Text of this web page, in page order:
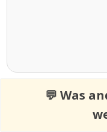
💬 Was